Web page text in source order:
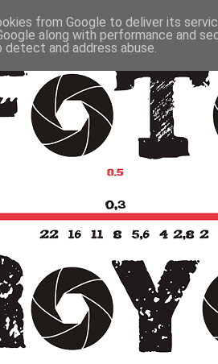
from Google to deliver its
along with performance and
and address abuse.